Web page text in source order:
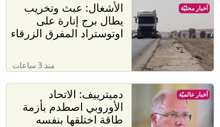
الأشغال: عبث وتخريب
يطال برج إنارة على
اوتوستراد المفرق الزرقاء
منذ 3 ساعات
أخبار محليّة
دميترييف: الاتحاد
الأوروبي اصطدم بأزمة
طاقة اختلقها بنفسه
أخبار عالميّة